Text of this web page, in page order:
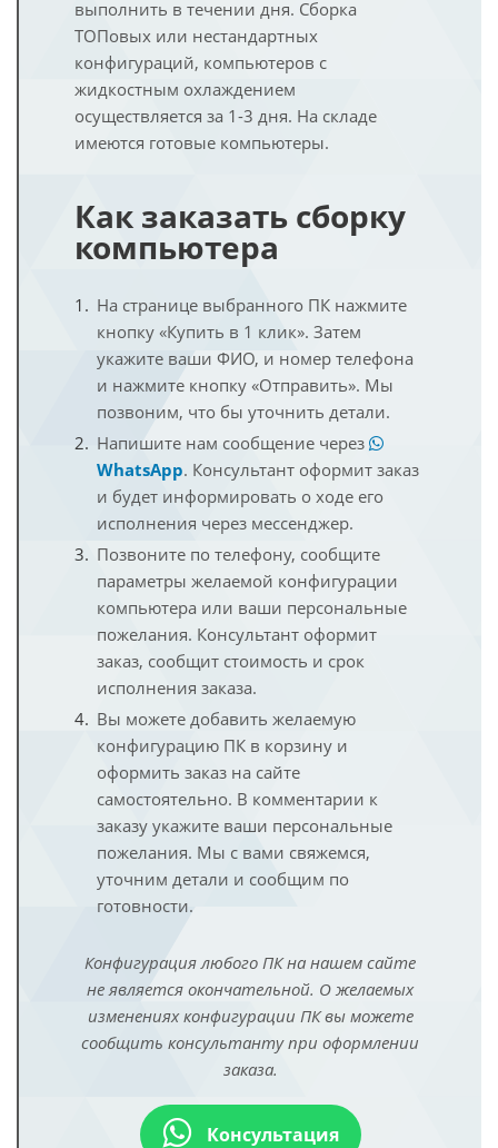
выполнить в течении дня. Сборка
ТОПовых или нестандартных
конфигураций, компьютеров с
жидкостным охлаждением
осуществляется за 1-3 дня. На складе
имеются готовые компьютеры.
Как заказать сборку
компьютера
На странице выбранного ПК нажмите
кнопку «Купить в 1 клик». Затем
укажите ваши ФИО, и номер телефона
и нажмите кнопку «Отправить». Мы
позвоним, что бы уточнить детали.
Напишите нам сообщение через
WhatsApp. Консультант оформит заказ
и будет информировать о ходе его
исполнения через мессенджер.
Позвоните по телефону, сообщите
параметры желаемой конфигурации
компьютера или ваши персональные
пожелания. Консультант оформит
заказ, сообщит стоимость и срок
исполнения заказа.
Вы можете добавить желаемую
конфигурацию ПК в корзину и
оформить заказ на сайте
самостоятельно. В комментарии к
заказу укажите ваши персональные
пожелания. Мы с вами свяжемся,
уточним детали и сообщим по
готовности.
Конфигурация любого ПК на нашем сайте
не является окончательной. О желаемых
изменениях конфигурации ПК вы можете
сообщить консультанту при оформлении
заказа.
Консультация